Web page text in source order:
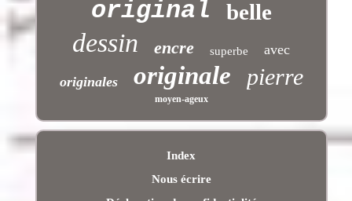
original belle
dessin encre superbe avec
originales originale pierre
moyen-ageux
Index
Nous écrire